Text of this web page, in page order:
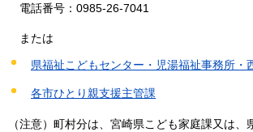
電話番号：0985-26-7041
または
県福祉こどもセンター・児湯福祉事務所・
各市ひとり親支援主管課
（注意）町村分は、宮崎県こども家庭課又は、